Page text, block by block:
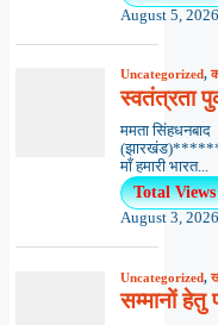
August 5, 2026
Uncategorized,
स्वतंत्रता
ममता सिंहधनबाद
माँ हमारी भारत...
Total
August 3, 2026
Uncategorized,
सम्मानों हेतु